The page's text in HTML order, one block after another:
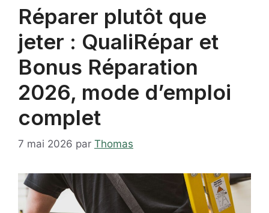
Réparer plutôt que
jeter : QualiRépar et
Bonus Réparation
2026, mode d’emploi
complet
7 mai 2026 par Thomas